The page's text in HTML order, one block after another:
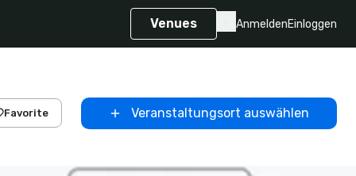
Venues AnmeldenEinloggen
Favorite Veranstaltungsort auswählen